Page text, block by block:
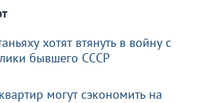
хотят втянуть в войну с
бывшего СССР
могут сэкономить на